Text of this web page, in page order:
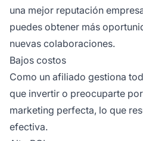
una mejor reputación
puedes obtener más
nuevas colaboraciones.
Bajos costos
Como un afiliado gestiona
que invertir o preocuparte
marketing perfecta, lo que
efectiva.